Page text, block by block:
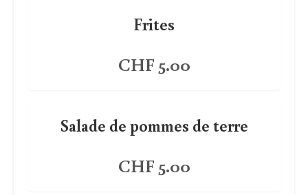
Frites
CHF 5.00
Salade de pommes de terre
CHF 5.00